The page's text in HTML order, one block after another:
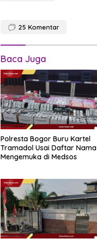
25 Komentar
Baca Juga
Polresta Bogor Buru Kartel
Tramadol Usai Daftar Nama
Mengemuka di Medsos